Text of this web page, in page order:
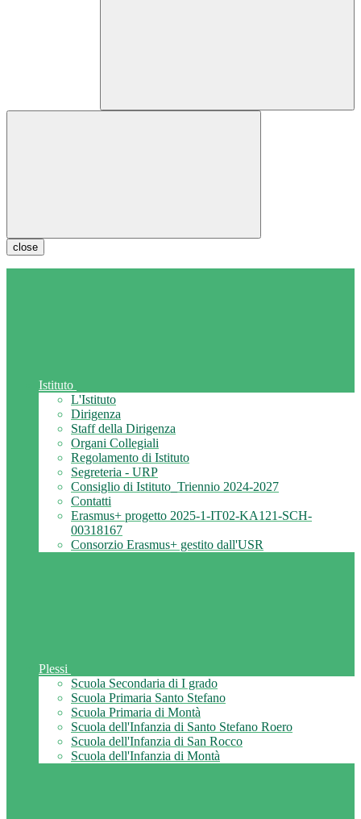
close
Istituto
L'Istituto
Dirigenza
Staff della Dirigenza
Organi Collegiali
Regolamento di Istituto
Segreteria - URP
Consiglio di Istituto_Triennio 2024-2027
Contatti
Erasmus+ progetto 2025-1-IT02-KA121-SCH-
00318167
Consorzio Erasmus+ gestito dall'USR
Plessi
Scuola Secondaria di I grado
Scuola Primaria Santo Stefano
Scuola Primaria di Montà
Scuola dell'Infanzia di Santo Stefano Roero
Scuola dell'Infanzia di San Rocco
Scuola dell'Infanzia di Montà